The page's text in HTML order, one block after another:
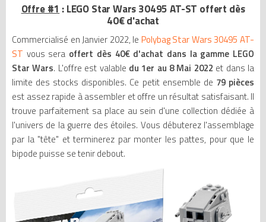
Offre #1 : LEGO Star Wars 30495 AT-ST offert dès
40€ d'achat
Commercialisé en Janvier 2022, le Polybag Star Wars 30495 AT-
ST vous sera offert dès 40€ d'achat dans la gamme LEGO
Star Wars. L'offre est valable du 1er au 8 Mai 2022 et dans la
limite des stocks disponibles. Ce petit ensemble de 79 pièces
est assez rapide à assembler et offre un résultat satisfaisant. Il
trouve parfaitement sa place au sein d'une collection dédiée à
l'univers de la guerre des étoiles. Vous débuterez l'assemblage
par la "tête" et terminerez par monter les pattes, pour que le
bipode puisse se tenir debout.